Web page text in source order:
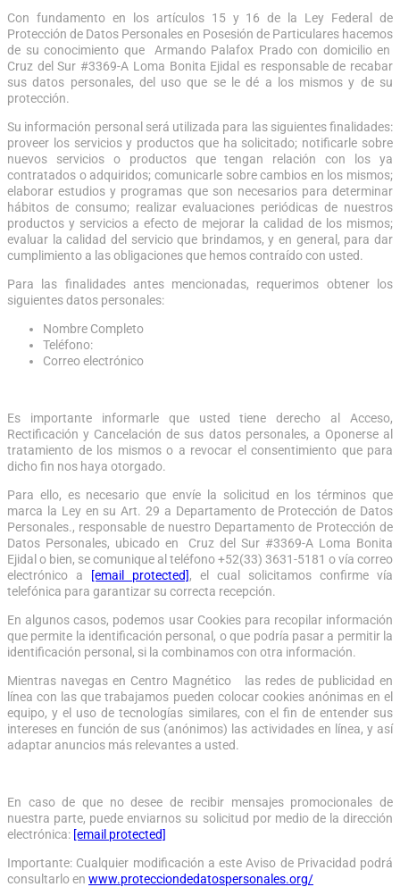
Con fundamento en los artículos 15 y 16 de la Ley Federal de
Protección de Datos Personales en Posesión de Particulares hacemos
de su conocimiento que Armando Palafox Prado con domicilio en
Cruz del Sur #3369-A Loma Bonita Ejidal es responsable de recabar
sus datos personales, del uso que se le dé a los mismos y de su
protección.
Su información personal será utilizada para las siguientes finalidades:
proveer los servicios y productos que ha solicitado; notificarle sobre
nuevos servicios o productos que tengan relación con los ya
contratados o adquiridos; comunicarle sobre cambios en los mismos;
elaborar estudios y programas que son necesarios para determinar
hábitos de consumo; realizar evaluaciones periódicas de nuestros
productos y servicios a efecto de mejorar la calidad de los mismos;
evaluar la calidad del servicio que brindamos, y en general, para dar
cumplimiento a las obligaciones que hemos contraído con usted.
Para las finalidades antes mencionadas, requerimos obtener los
siguientes datos personales:
Nombre Completo
Teléfono:
Correo electrónico
Es importante informarle que usted tiene derecho al Acceso,
Rectificación y Cancelación de sus datos personales, a Oponerse al
tratamiento de los mismos o a revocar el consentimiento que para
dicho fin nos haya otorgado.
Para ello, es necesario que envíe la solicitud en los términos que
marca la Ley en su Art. 29 a Departamento de Protección de Datos
Personales., responsable de nuestro Departamento de Protección de
Datos Personales, ubicado en Cruz del Sur #3369-A Loma Bonita
Ejidal o bien, se comunique al teléfono +52(33) 3631-5181 o vía correo
electrónico a [email protected], el cual solicitamos confirme vía
telefónica para garantizar su correcta recepción.
En algunos casos, podemos usar Cookies para recopilar información
que permite la identificación personal, o que podría pasar a permitir la
identificación personal, si la combinamos con otra información.
Mientras navegas en Centro Magnético las redes de publicidad en
línea con las que trabajamos pueden colocar cookies anónimas en el
equipo, y el uso de tecnologías similares, con el fin de entender sus
intereses en función de sus (anónimos) las actividades en línea, y así
adaptar anuncios más relevantes a usted.
En caso de que no desee de recibir mensajes promocionales de
nuestra parte, puede enviarnos su solicitud por medio de la dirección
electrónica: [email protected]
Importante: Cualquier modificación a este Aviso de Privacidad podrá
consultarlo en www.protecciondedatospersonales.org/